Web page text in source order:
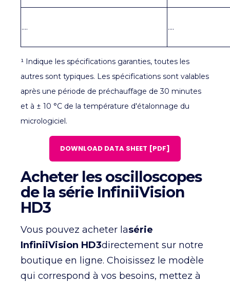
.... ....
¹ Indique les spécifications garanties, toutes les
autres sont typiques. Les spécifications sont valables
après une période de préchauffage de 30 minutes
et à ± 10 °C de la température d'étalonnage du
micrologiciel.
DOWNLOAD DATA SHEET [PDF]
Acheter les oscilloscopes
de la série InfiniiVision
HD3
Vous pouvez acheter lasérie
InfiniiVision HD3directement sur notre
boutique en ligne. Choisissez le modèle
qui correspond à vos besoins, mettez à